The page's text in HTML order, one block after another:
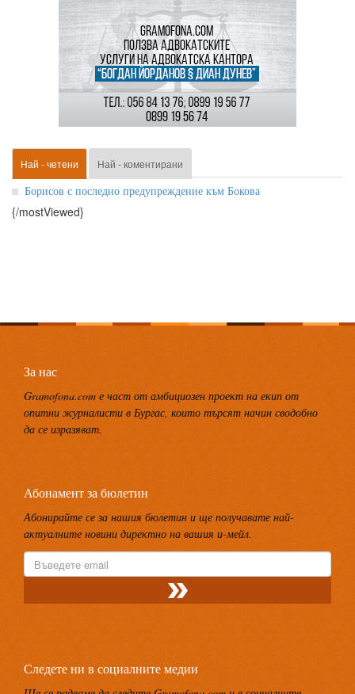
Най - четени Най - коментирани
Борисов с последно предупреждение към Бокова
{/mostViewed}
За нас
Gramofona.com е част от амбициозен проект на екип от
опитни журналисти в Бургас, които търсят начин сводобно
да се изразяват.
Абонамент за бюлетин
Абонирайте се за нашия бюлетин и ще получавате най-
актуалните новини директно на вашия и-мейл.
Следете ни в социалните медии